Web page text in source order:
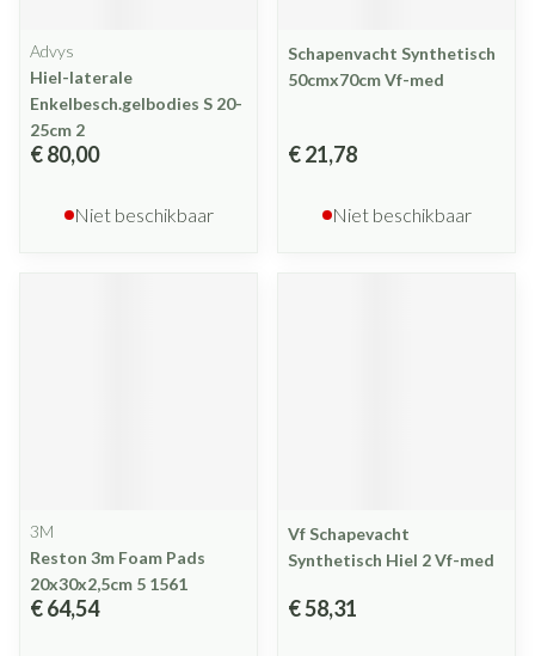
Advys
Hiel-laterale
Enkelbesch.gelbodies S 20-
25cm 2
€ 80,00
Niet beschikbaar
Schapenvacht Synthetisch
50cmx70cm Vf-med
€ 21,78
Niet beschikbaar
3M
Reston 3m Foam Pads
20x30x2,5cm 5 1561
€ 64,54
Vf Schapevacht
Synthetisch Hiel 2 Vf-med
€ 58,31